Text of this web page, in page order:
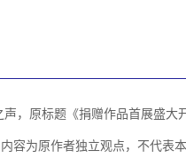
，原标题《捐赠作品首展盛
容为原作者独立观点，不代表